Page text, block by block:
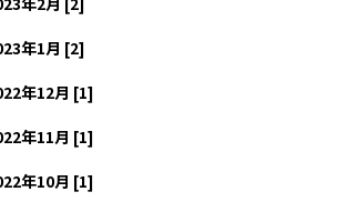
年1月 [2]
年12月 [1]
年11月 [1]
年10月 [1]